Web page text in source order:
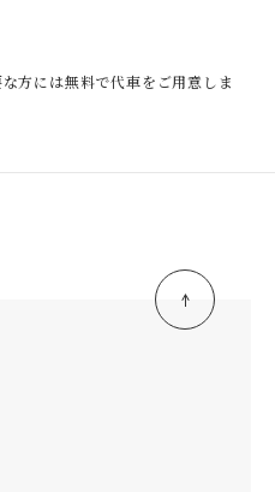
方には無料で代車をご用意しま